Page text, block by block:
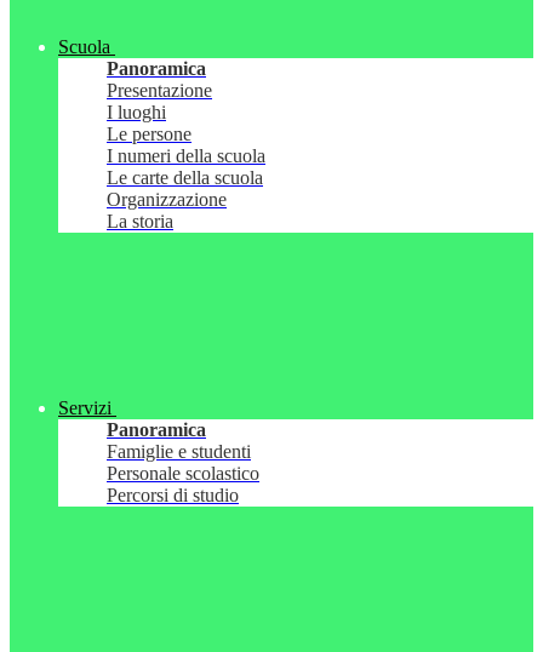
Scuola
Panoramica
Presentazione
I luoghi
Le persone
I numeri della scuola
Le carte della scuola
Organizzazione
La storia
Servizi
Panoramica
Famiglie e studenti
Personale scolastico
Percorsi di studio